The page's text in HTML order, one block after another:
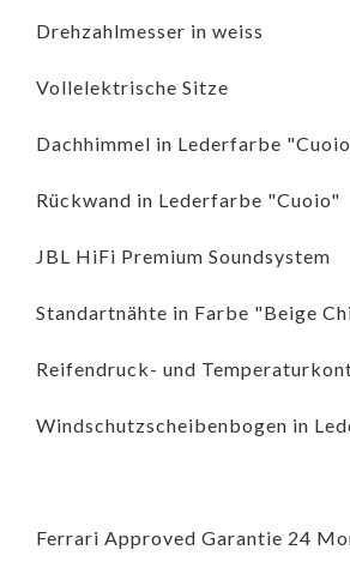
Drehzahlmesser in weiss
Vollelektrische Sitze
Dachhimmel in Lederfarbe
Rückwand in Lederfarbe "Cuoio"
JBL HiFi Premium Soundsystem
Standartnähte in Farbe "Beige
Reifendruck- und
Windschutzscheibenbogen in
Ferrari Approved Garantie 24